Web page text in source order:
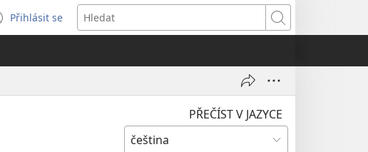
Přihlásit se
(otevřeno
nové
Hledat
PŘEČÍST V JAZYCE